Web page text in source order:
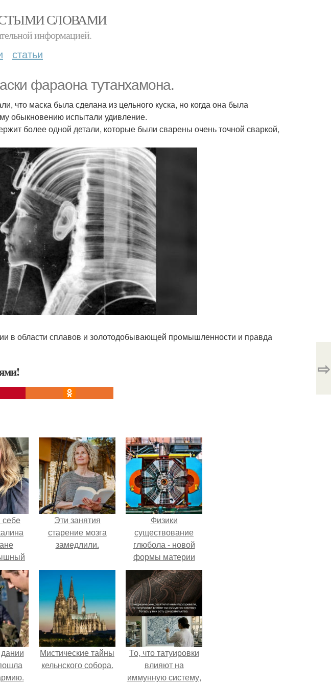
СЛОВАМИ
информацией.
статьи
фараона тутанхамона.
что маска была сделана из цельного куска, но когда она была
обыкновению испытали удивление.
более одной детали, которые были сварены очень точной сваркой,
в области сплавов и золотодобывающей промышленности и правда
⇨
сeбe
Эти занятия
старение мозга
замедлили.
Физики
существование
глюбола - новой
формы материи
подтвердили.
Мистические тайны
кельнского собора.
То, что татуировки
влияют на
иммунную систему,